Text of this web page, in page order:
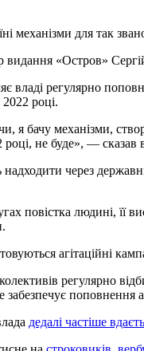
механізми для так
видання «Остров»
владі регулярно
році.
я бачу механізми,
році, не буде», — сказав
через
повістка людині, її
агітаційні
регулярно
поповнення
дедалі частіше